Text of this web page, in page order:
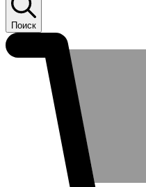
Поиск